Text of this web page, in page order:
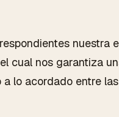
nuestra
cual nos garantiza
lo acordado entre